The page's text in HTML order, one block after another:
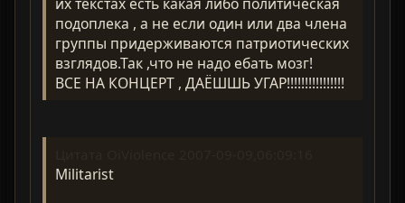
подоплека , а не если один или два члена
группы придерживаются патриотических
взглядов.Так ,что не надо ебать мозг!
ВСЕ НА КОНЦЕРТ , ДАЁШШЬ УГАР!!!!!!!!!!!!!!!!
Militarist